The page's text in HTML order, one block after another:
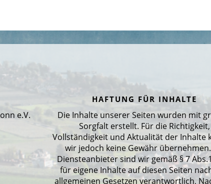
e.V.
HAFTUNG FÜR INHALTE
Die Inhalte unserer Seiten wurden mit
Sorgfalt erstellt. Für die Richtigkeit,
Vollständigkeit und Aktualität der Inhalte
wir jedoch keine Gewähr
Diensteanbieter sind wir gemäß § 7
für eigene Inhalte auf diesen Seiten
allgemeinen Gesetzen verantwortlich.